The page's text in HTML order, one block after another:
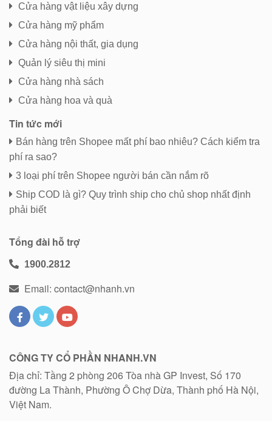
Cửa hàng vật liệu xây dựng
Cửa hàng mỹ phẩm
Cửa hàng nội thất, gia dụng
Quản lý siêu thị mini
Cửa hàng nhà sách
Cửa hàng hoa và quà
Tin tức mới
Bán hàng trên Shopee mất phí bao nhiêu? Cách kiểm tra
phí ra sao?
3 loại phí trên Shopee người bán cần nắm rõ
Ship COD là gì? Quy trình ship cho chủ shop nhất định
phải biết
Tổng đài hỗ trợ
1900.2812
Email: contact@nhanh.vn
CÔNG TY CỔ PHẦN NHANH.VN
Địa chỉ: Tầng 2 phòng 206 Tòa nhà GP Invest, Số 170
đường La Thành, Phường Ô Chợ Dừa, Thành phố Hà Nội,
Việt Nam.